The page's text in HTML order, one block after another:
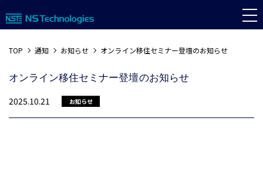
TOP 通知 お知らせ オンライン移住セミナー登壇のお知らせ
オンライン移住セミナー登壇のお知らせ
2025.10.21
お知らせ